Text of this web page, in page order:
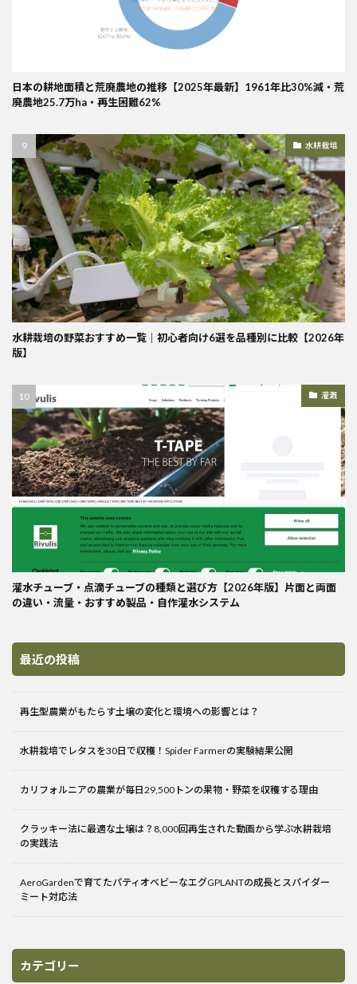
日本の耕地面積と荒廃農地の推移【2025年最新】1961年比30%減・荒
廃農地25.7万ha・再生困難62%
水耕栽培
水耕栽培の野菜おすすめ一覧｜初心者向け6選を品種別に比較【2026年
版】
灌漑
灌水チューブ・点滴チューブの種類と選び方【2026年版】片面と両面
の違い・流量・おすすめ製品・自作灌水システム
最近の投稿
再生型農業がもたらす土壌の変化と環境への影響とは？
水耕栽培でレタスを30日で収穫！Spider Farmerの実験結果公開
カリフォルニアの農業が毎日29,500トンの果物・野菜を収穫する理由
クラッキー法に最適な土壌は？8,000回再生された動画から学ぶ水耕栽培
の実践法
AeroGardenで育てたパティオベビーなエグGPLANTの成長とスパイダー
ミート対応法
カテゴリー